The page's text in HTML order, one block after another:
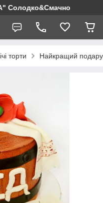
Солодко&Смачно
торти Найкращий